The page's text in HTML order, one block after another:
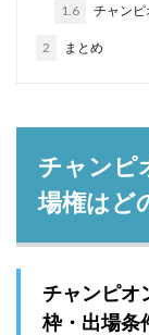
1.6 チャンピ
2 まとめ
チャンピ
場権はど
チャンピオ
枠・出場条